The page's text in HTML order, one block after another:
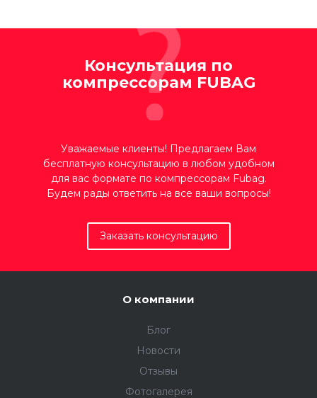
Консультация по
компрессорам FUBAG
Уважаемые клиенты! Предлагаем Вам
бесплатную консультацию в любом удобном
для вас формате по компрессорам Fubag.
Будем рады ответить на все ваши вопросы!
Заказать консультацию
О компании
Блог
Новости
Отзывы
Фотогалерея